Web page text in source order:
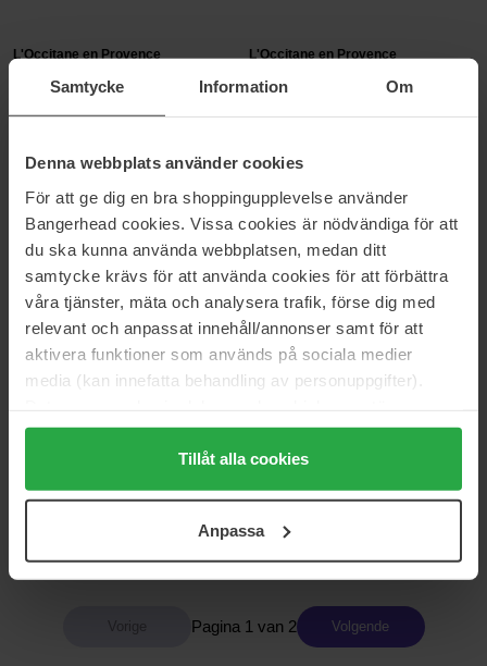
Samtycke Information Om
Denna webbplats använder cookies
För att ge dig en bra shoppingupplevelse använder
Bangerhead cookies. Vissa cookies är nödvändiga för att
du ska kunna använda webbplatsen, medan ditt
samtycke krävs för att använda cookies för att förbättra
våra tjänster, mäta och analysera trafik, förse dig med
relevant och anpassat innehåll/annonser samt för att
aktivera funktioner som används på sociala medier
media (kan innefatta behandling av personuppgifter).
Genom att trycka på "Tillåt alla cookies" accepterar du
alla cookies, medan du under "Detaljer" kan anpassa
användningen av cookies. Du kan när som helst återkalla
samt vår Integritetspolicy.
Tillåt alla cookies
Anpassa
L'Occitane en Provence
Shower Gel250 ml
L'Occitane en Provence
200 ml
L'Occitane en Provence
Shea Butter
200 ml
MANTLE
The Hot Ex
200 ml
Maria Åkerberg
Body Scrub
Maria Åkerberg
Cream Scrub
Cream Scrub Coconut Body Scrub
21 €
Pagina 1 van 2 Volgende